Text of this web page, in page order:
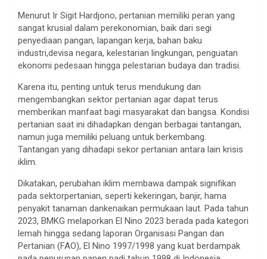
Menurut Ir Sigit Hardjono, pertanian memiliki peran yang
sangat krusial dalam perekonomian, baik dari segi
penyediaan pangan, lapangan kerja, bahan baku
industri,devisa negara, kelestarian lingkungan, penguatan
ekonomi pedesaan hingga pelestarian budaya dan tradisi.
Karena itu, penting untuk terus mendukung dan
mengembangkan sektor pertanian agar dapat terus
memberikan manfaat bagi masyarakat dan bangsa. Kondisi
pertanian saat ini dihadapkan dengan berbagai tantangan,
namun juga memiliki peluang untuk berkembang.
Tantangan yang dihadapi sekor pertanian antara lain krisis
iklim.
Dikatakan, perubahan iklim membawa dampak signifikan
pada sektorpertanian, seperti kekeringan, banjir, hama
penyakit tanaman dankenaikan permukaan laut. Pada tahun
2023, BMKG melaporkan El Nino 2023 berada pada kategori
lemah hingga sedang laporan Organisasi Pangan dan
Pertanian (FAO), El Nino 1997/1998 yang kuat berdampak